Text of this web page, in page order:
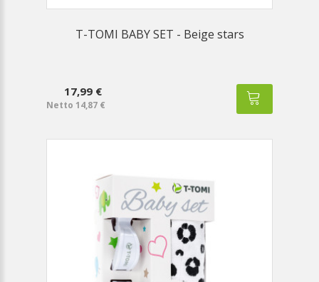
T-TOMI BABY SET - Beige stars
17,99 €
Netto 14,87 €